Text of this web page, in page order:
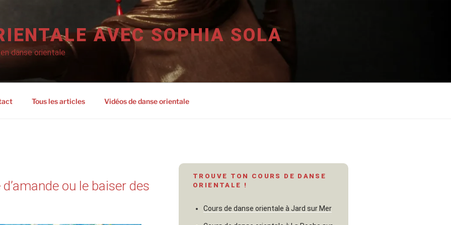
AVEC SOPHIA SOLA
danse orientale
Tous les articles Vidéos de danse orientale
ou le baiser des
TROUVE TON COURS DE DANSE
ORIENTALE !
Cours de danse orientale à Jard sur Mer